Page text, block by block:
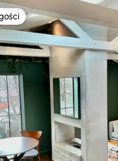
z kategorii Wybór gości